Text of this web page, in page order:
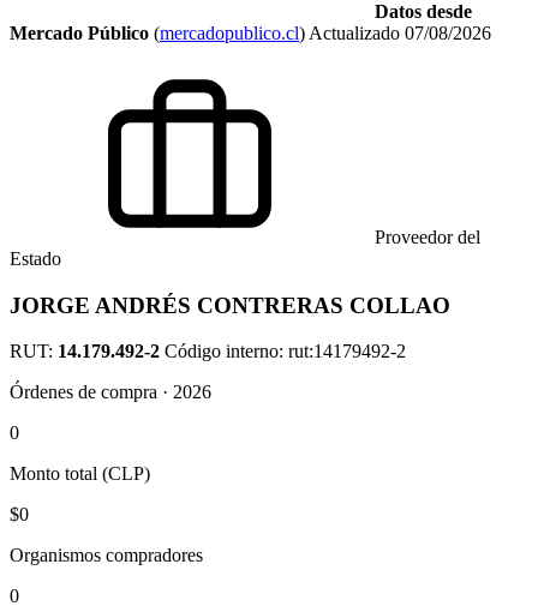
Datos desde
Mercado Público (mercadopublico.cl) Actualizado 07/08/2026
Proveedor del
Estado
JORGE ANDRÉS CONTRERAS COLLAO
RUT: 14.179.492-2 Código interno: rut:14179492-2
Órdenes de compra · 2026
0
Monto total (CLP)
$0
Organismos compradores
0